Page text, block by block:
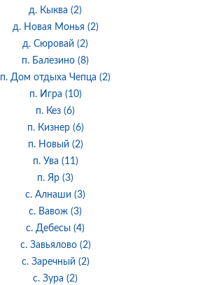
д. Кыква (2)
д. Новая Монья (2)
д. Сюровай (2)
п. Балезино (8)
п. Дом отдыха Чепца (2)
п. Игра (10)
п. Кез (6)
п. Кизнер (6)
п. Новый (2)
п. Ува (11)
п. Яр (3)
с. Алнаши (3)
с. Вавож (3)
с. Дебесы (4)
с. Завьялово (2)
с. Заречный (2)
с. Зура (2)